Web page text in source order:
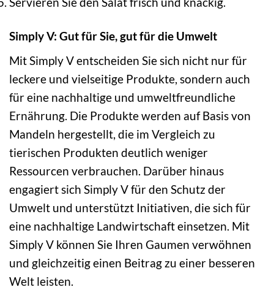
Simply V: Gut für Sie, gut für die Umwelt
Mit Simply V entscheiden Sie sich nicht nur für
leckere und vielseitige Produkte, sondern auch
für eine nachhaltige und umweltfreundliche
Ernährung. Die Produkte werden auf Basis von
Mandeln hergestellt, die im Vergleich zu
tierischen Produkten deutlich weniger
Ressourcen verbrauchen. Darüber hinaus
engagiert sich Simply V für den Schutz der
Umwelt und unterstützt Initiativen, die sich für
eine nachhaltige Landwirtschaft einsetzen. Mit
Simply V können Sie Ihren Gaumen verwöhnen
und gleichzeitig einen Beitrag zu einer besseren
Welt leisten.